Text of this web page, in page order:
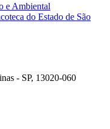
e Ambiental
do Estado de São
- SP, 13020-060